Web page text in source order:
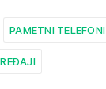
PAMETNI TELEFONI